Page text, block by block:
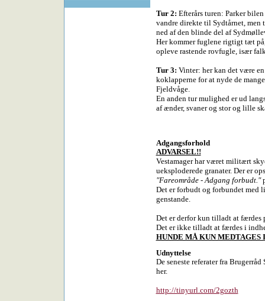
Tur 2: Efterårs turen: Parker
vandre direkte til Sydtårnet, men
ned af den blinde del af
Her kommer fuglene rigtigt tæt
opleve rastende rovfugle, især
Tur 3: Vinter: her kan det være
koklapperne for at nyde de
Fjeldvåge.
En anden tur mulighed er ud
af ænder, svaner og stor og lille
Adgangsforhold
ADVARSEL!!
Vestamager har været militært
ueksploderede granater. Der er
"Fareområde - Adgang forbudt."
Det er forbudt og forbundet med
genstande.
Det er derfor kun tilladt at færdes
Det er ikke tilladt at færdes i
HUNDE MÅ KUN MEDTAGES
Udnyttelse
De seneste referater fra
her.
http://tinyurl.com/2gozth